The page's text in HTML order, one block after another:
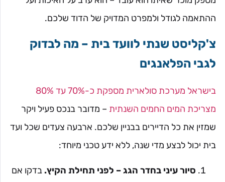
ההתאמה לגודל ולמפרט המדויק של הדוד שלכם.
צ'קליסט שנתי לוועד בית – מה לבדוק
לגבי הפלאנגים
בישראל מערכת סולארית מספקת כ-70% עד 80%
מצריכת המים החמים השנתית – מדובר בנכס פעיל ויקר
שמזין את כל הדיירים בבניין שלכם. ארבעה צעדים שכל ועד
בית יכול לבצע מדי שנה, ללא ידע טכני מיוחד:
סיור עיני בחדר הגג – לפני תחילת הקיץ. בדקו אם